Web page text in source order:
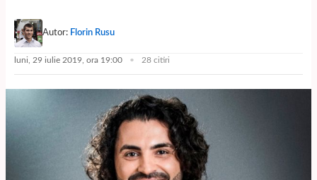
Autor: Florin Rusu
luni, 29 iulie 2019, ora 19:00 28 citiri